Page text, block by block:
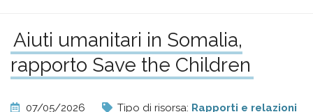
di
Documentazione
e
Aiuti umanitari in Somalia,
rapporto Save the Children
07/05/2026 Tipo di risorsa: Rapporti e relazioni